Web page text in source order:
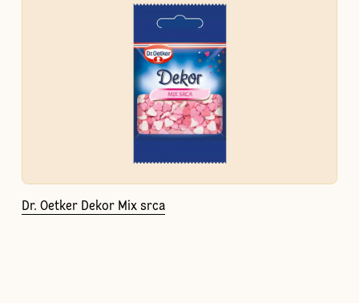
Dr. Oetker Dekor Mix srca